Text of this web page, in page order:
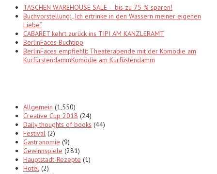
TASCHEN WAREHOUSE SALE – bis zu 75 % sparen!
Buchvorstellung: „Ich ertrinke in den Wassern meiner eigenen
Liebe“
CABARET kehrt zurück ins TIPI AM KANZLERAMT
BerlinFaces Buchtipp
BerlinFaces empfiehlt: Theaterabende mit der Komödie am
KurfürstendammKomödie am Kurfüstendamm
Allgemein (1,550)
Creative Cup 2018 (24)
Daily thoughts of books (44)
Festival (2)
Gastronomie (9)
Gewinnspiele (281)
Hauptstadt-Rezepte (1)
Hotel (2)